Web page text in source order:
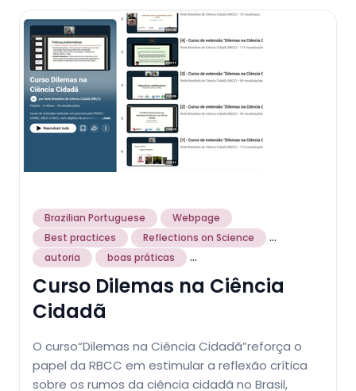
Brazilian Portuguese
Webpage
Best practices
Reflections on Science ...
autoria boas práticas ...
Curso Dilemas na Ciência
Cidadã
O curso“Dilemas na Ciência Cidadã”reforça o
papel da RBCC em estimular a reflexão crítica
sobre os rumos da ciência cidadã no Brasil,